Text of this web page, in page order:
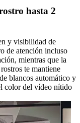
hasta 2
y visibilidad de
de atención incluso
mientras que la
te mantiene
blancos automático y
color del vídeo nítido